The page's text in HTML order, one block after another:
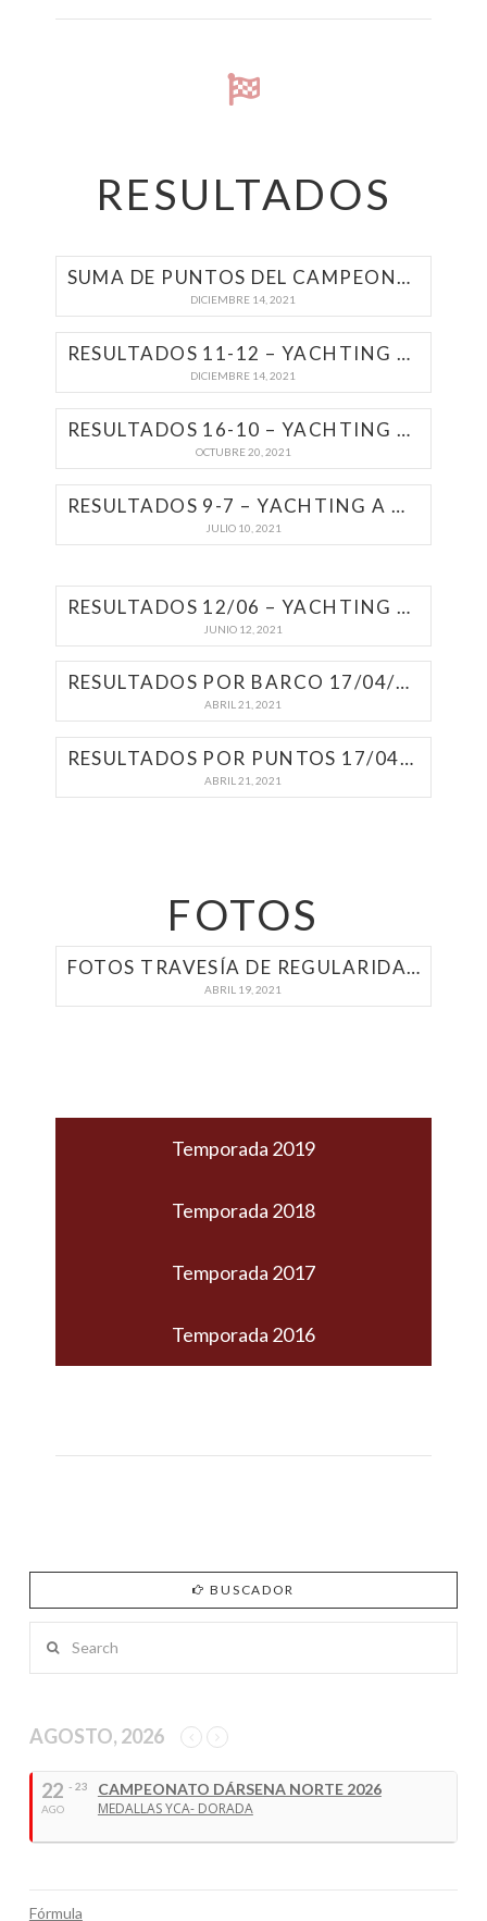
RESULTADOS
SUMA DE PUNTOS DEL CAMPEONATO | YACHTING A MOTOR 2021
DICIEMBRE 14, 2021
RESULTADOS 11-12 – YACHTING A MOTOR 2021 | SEDE DÁRSENA NORTE
DICIEMBRE 14, 2021
RESULTADOS 16-10 – YACHTING A MOTOR 2021 | NAVAL MOTOR
OCTUBRE 20, 2021
RESULTADOS 9-7 – YACHTING A MOTOR 2021 | DÍA DE LA INDEPENDENCIA
JULIO 10, 2021
RESULTADOS 12/06 – YACHTING A MOTOR 2021 | SEDE NAZAR ANCHORENA
JUNIO 12, 2021
RESULTADOS POR BARCO 17/04/2021
ABRIL 21, 2021
RESULTADOS POR PUNTOS 17/04/2021
ABRIL 21, 2021
FOTOS
FOTOS TRAVESÍA DE REGULARIDAD 17/04/2021
ABRIL 19, 2021
Temporada 2019
Temporada 2018
Temporada 2017
Temporada 2016
BUSCADOR
AGOSTO, 2026
22
AGO
- 23
CAMPEONATO DÁRSENA NORTE 2026
MEDALLAS YCA- DORADA
Fórmula